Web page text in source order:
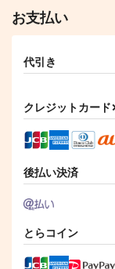
お支払い
代引き
クレジットカード
後払い決済
とらコイン